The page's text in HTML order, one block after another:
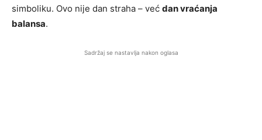
simboliku. Ovo nije dan straha – već dan vraćanja
balansa.
Sadržaj se nastavlja nakon oglasa